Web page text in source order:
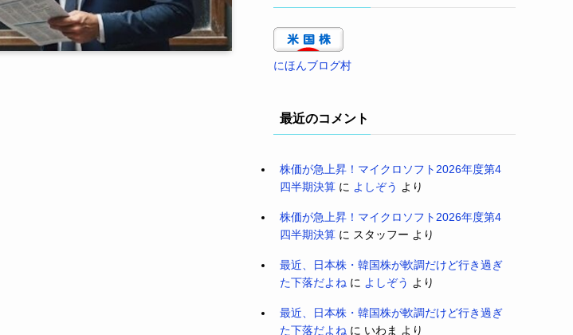
にほんブログ村
最近のコメント
株価が急上昇！マイクロソフト2026年度第4
四半期決算 に よしぞう より
株価が急上昇！マイクロソフト2026年度第4
四半期決算 に スタッフー より
最近、日本株・韓国株が軟調だけど行き過ぎ
た下落だよね に よしぞう より
最近、日本株・韓国株が軟調だけど行き過ぎ
た下落だよね に いわま より